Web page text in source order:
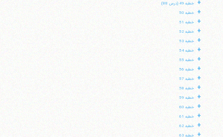
+ خطبه 49 (درس 88)
+ خطبه 50
+ خطبه 51
+ خطبه 52
+ خطبه 53
+ خطبه 54
+ خطبه 55
+ خطبه 56
+ خطبه 57
+ خطبه 58
+ خطبه 59
+ خطبه 60
+ خطبه 61
+ خطبه 62
+ خطبه 63